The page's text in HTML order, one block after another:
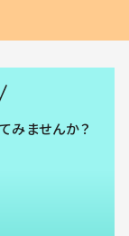
みませんか？